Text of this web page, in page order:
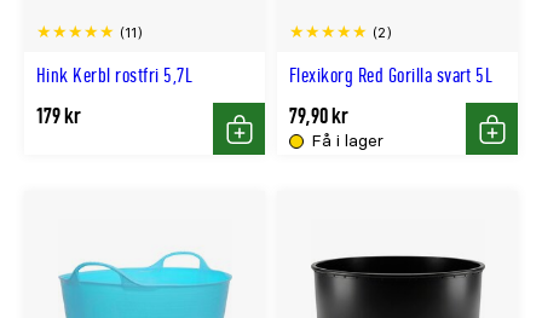
Hink Kerbl rostfri 5,7L
(11)
179 kr
Köp
Flexikorg Red Gorilla svart 5L
(2)
Få i lager
79,90 kr
Köp